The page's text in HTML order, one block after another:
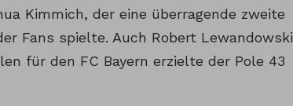
Kimmich, der eine überragende zweite
Fans spielte. Auch Robert Lewandowski
für den FC Bayern erzielte der Pole 43